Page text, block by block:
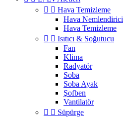
  Hava Temizleme
Hava Nemlendirici
Hava Temizleme
  Isıtıcı & Soğutucu
Fan
Klima
Radyatör
Soba
Soba Ayak
Şofben
Vantilatör
  Süpürge